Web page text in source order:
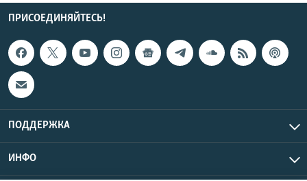
ПРИСОЕДИНЯЙТЕСЬ!
ПОДДЕРЖКА
ИНФО